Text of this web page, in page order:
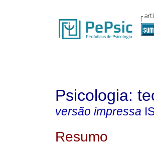
Psicologia:
versão impressa
Resumo